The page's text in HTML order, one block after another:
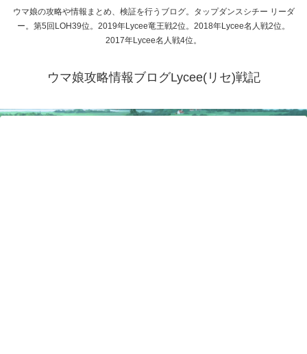
ウマ娘の攻略や情報まとめ、検証を行うブログ。タップダンスシチー リーダ
ー。第5回LOH39位。2019年Lycee竜王戦2位。2018年Lycee名人戦2位。
2017年Lycee名人戦4位。
ウマ娘攻略情報ブログLycee(リセ)戦記